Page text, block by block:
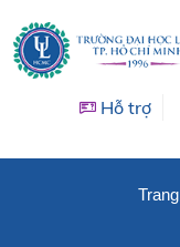
Hỗ trợ